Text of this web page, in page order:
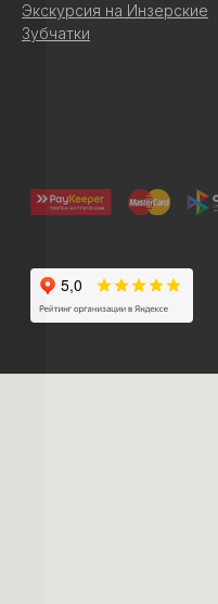
Экскурсия на Инзерские
Зубчатки